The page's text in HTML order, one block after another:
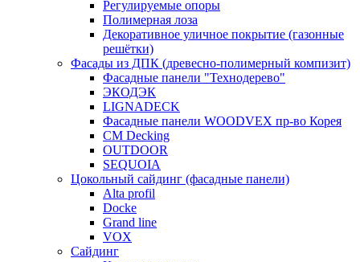
Регулируемые опоры
Полимерная лоза
Декоративное уличное покрытие (газонные
решётки)
Фасады из ДПК (древесно-полимерный компизит)
Фасадные панели "Технодерево"
ЭКОДЭК
LIGNADECK
Фасадные панели WOODVEX пр-во Корея
CM Decking
OUTDOOR
SEQUOIA
Цокольный сайдинг (фасадные панели)
Alta profil
Docke
Grand line
VOX
Сайдинг